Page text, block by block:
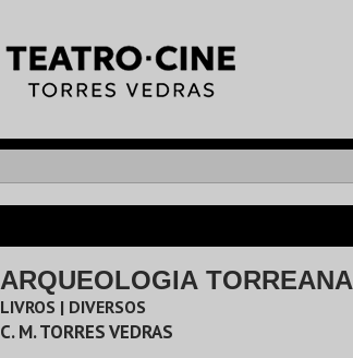
ARQUEOLOGIA TORREANA
LIVROS | DIVERSOS
C. M. TORRES VEDRAS